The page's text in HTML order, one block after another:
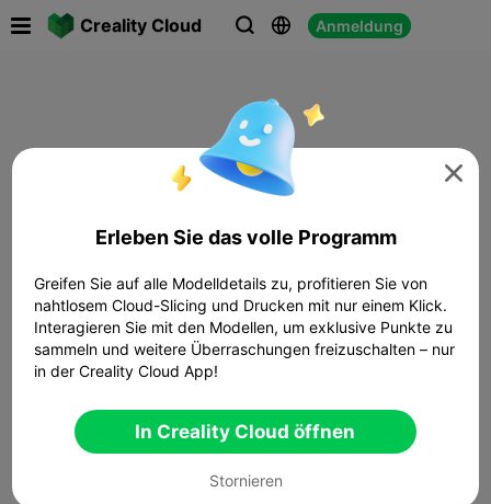
Creality Cloud   Anmeldung

Erleben Sie das volle Programm
Greifen Sie auf alle Modelldetails zu, profitieren Sie von
nahtlosem Cloud-Slicing und Drucken mit nur einem Klick.
Interagieren Sie mit den Modellen, um exklusive Punkte zu
sammeln und weitere Überraschungen freizuschalten – nur
in der Creality Cloud App!
In Creality Cloud öffnen
Stornieren